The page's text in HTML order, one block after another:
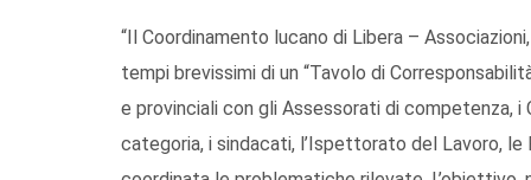
“Il Coordinamento lucano di Libera –
tempi brevissimi di un “Tavolo di
e provinciali con gli Assessorati di competenza, i
categoria, i sindacati, l’Ispettorato del Lavoro, le